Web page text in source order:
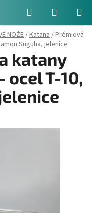
Hledat
KOŠÍK
NOŽE/Katana/Prémiová
Suguha, jelenice
katany
ocel T-10,